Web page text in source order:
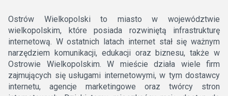
Ostrów Wielkopolski to miasto w województwie
wielkopolskim, które posiada rozwiniętą infrastrukturę
internetową. W ostatnich latach internet stał się ważnym
narzędziem komunikacji, edukacji oraz biznesu, także w
Ostrowie Wielkopolskim. W mieście działa wiele firm
zajmujących się usługami internetowymi, w tym dostawcy
internetu, agencje marketingowe oraz twórcy stron